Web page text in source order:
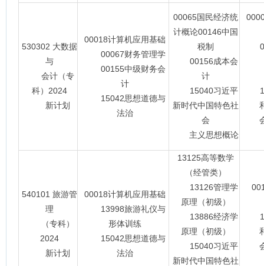
530302 大数据
与
会计（专
科）2024
新计划
00018计算机应用基础
00067财务管理学
00155中级财务会
计
15042思想道德与
法治
00065国民经济统
计概论00146中国
税制
00156成本会
计
15040习近平
新时代中国特色社
会
主义思想概论
会
540101 旅游管
理
（专科）
2024
新计划
00018计算机应用基础
13998旅游礼仪与
形体训练
15042思想道德与
法治
13125高等数学
（经管类）
13126管理学
原理（初级）
13886经济学
原理（初级）
15040习近平
新时代中国特色社
会